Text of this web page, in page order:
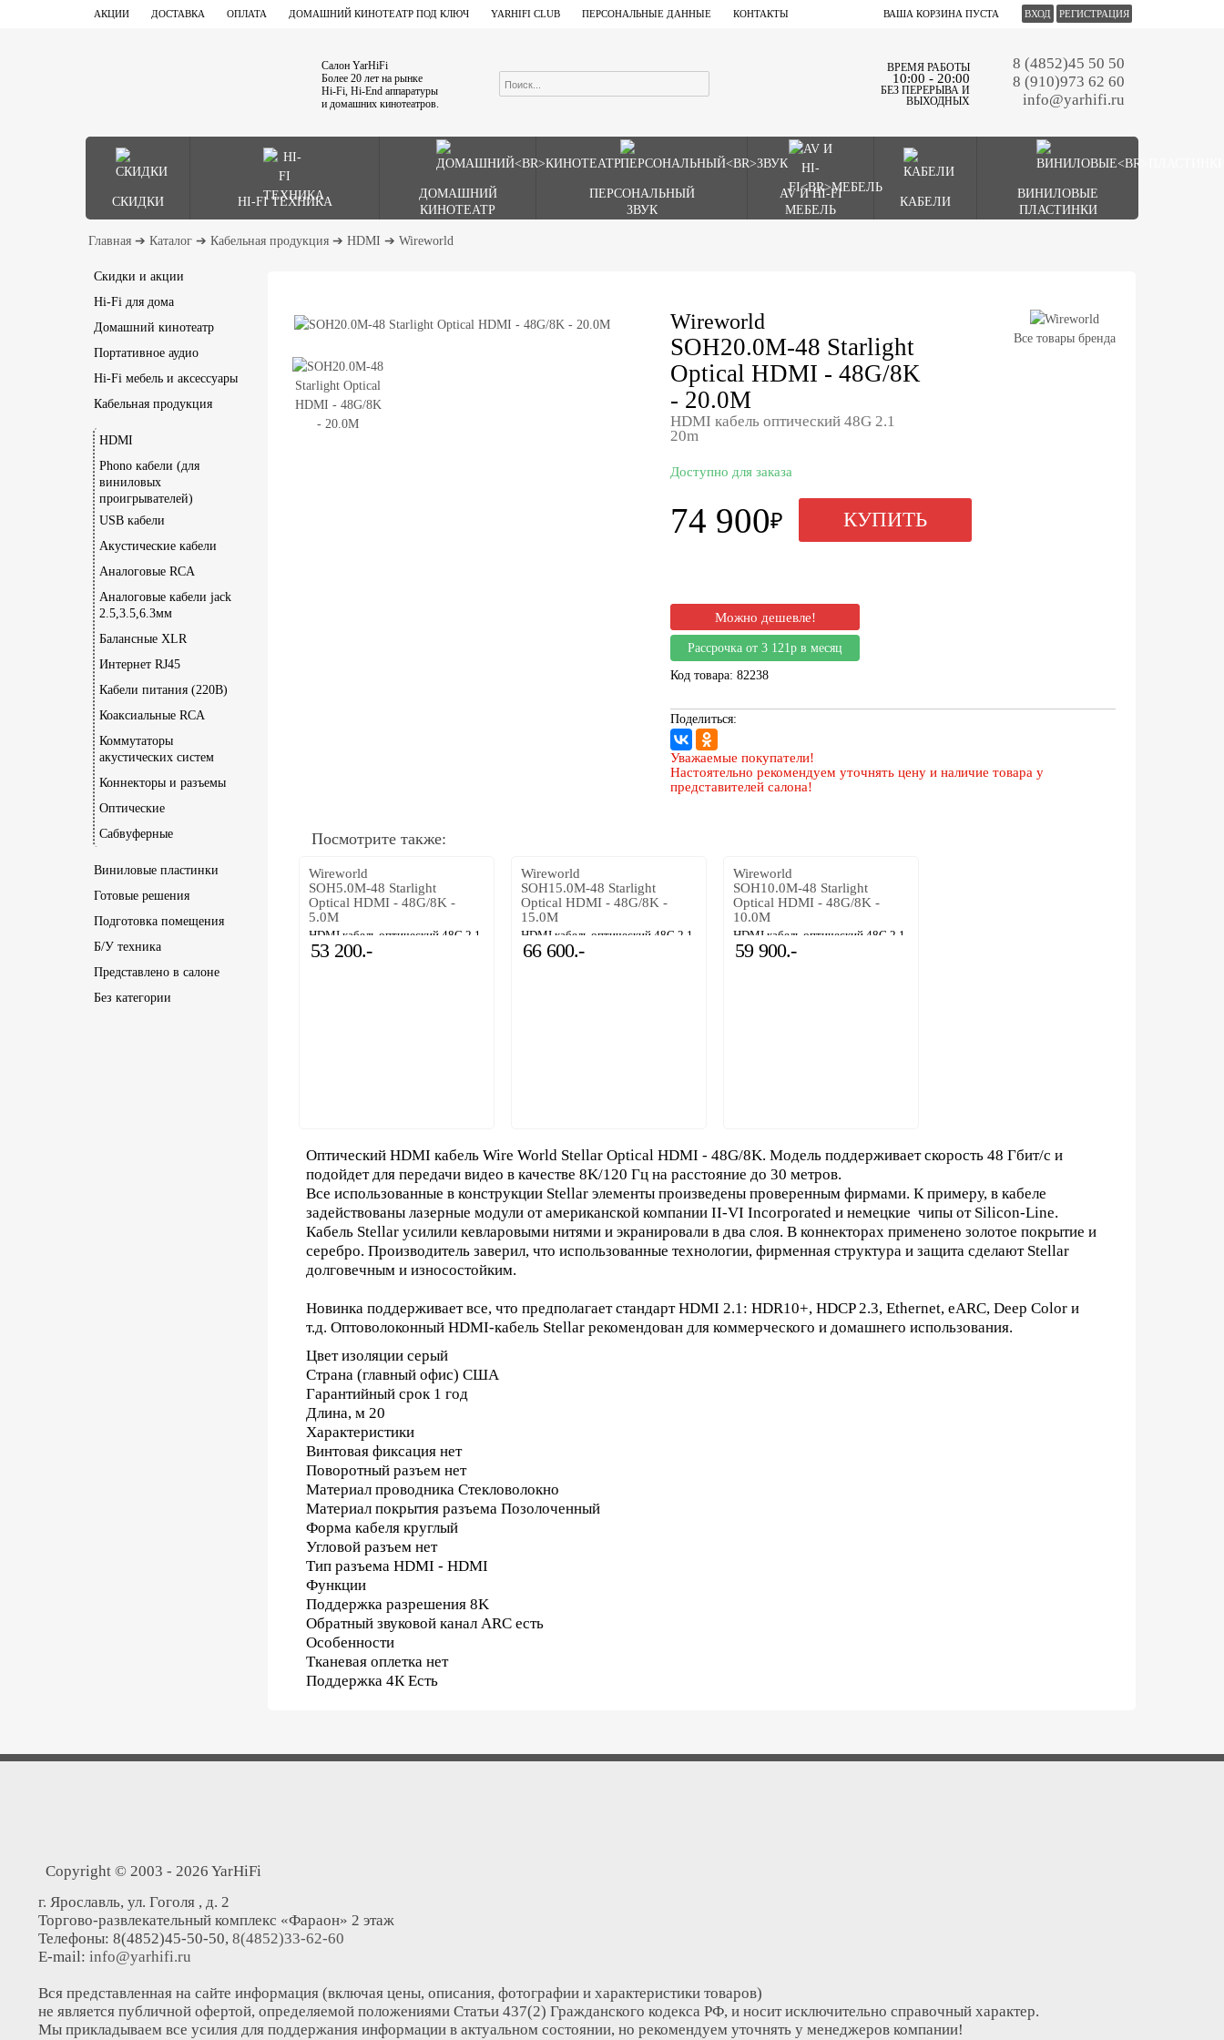
АКЦИИ ДОСТАВКА ОПЛАТА ДОМАШНИЙ КИНОТЕАТР ПОД КЛЮЧ YARHIFI CLUB ПЕРСОНАЛЬНЫЕ ДАННЫЕ КОНТАКТЫ ВХОД РЕГИСТРАЦИЯ
ВАША КОРЗИНА ПУСТА
Салон YarHiFi
Более 20 лет на рынке
Hi-Fi, Hi-End аппаратуры
и домашних кинотеатров.
ВРЕМЯ РАБОТЫ
10:00 - 20:00
БЕЗ ПЕРЕРЫВА И
ВЫХОДНЫХ
8 (4852)45 50 50
8 (910)973 62 60
info@yarhifi.ru
СКИДКИ HI-FI ТЕХНИКА
ДОМАШНИЙ
КИНОТЕАТР
ПЕРСОНАЛЬНЫЙ
ЗВУК
AV И HI-FI
МЕБЕЛЬ
КАБЕЛИ
ВИНИЛОВЫЕ
ПЛАСТИНКИ
Главная ➔ Каталог ➔ Кабельная продукция ➔ HDMI ➔ Wireworld
Скидки и акции
Hi-Fi для дома
Домашний кинотеатр
Портативное аудио
Hi-Fi мебель и аксессуары
Кабельная продукция
HDMI
Phono кабели (для
виниловых
проигрывателей)
USB кабели
Акустические кабели
Аналоговые RCA
Аналоговые кабели jack
2.5,3.5,6.3мм
Балансные XLR
Интернет RJ45
Кабели питания (220В)
Коаксиальные RCA
Коммутаторы
акустических систем
Коннекторы и разъемы
Оптические
Сабвуферные
Виниловые пластинки
Готовые решения
Подготовка помещения
Б/У техника
Представлено в салоне
Без категории
Wireworld
SOH20.0M-48 Starlight
Optical HDMI - 48G/8K
- 20.0M
HDMI кабель оптический 48G 2.1
20m
Все товары бренда
Доступно для заказа
74 900₽ КУПИТЬ
Можно дешевле!
Рассрочка от 3 121р в месяц
Код товара: 82238
Поделиться:
Уважаемые покупатели!
Настоятельно рекомендуем уточнять цену и наличие товара у
представителей салона!
Посмотрите также:
Wireworld
SOH5.0M-48 Starlight
Optical HDMI - 48G/8K -
5.0M
HDMI кабель оптический 48G 2.1
5m
53 200.-
Wireworld
SOH15.0M-48 Starlight
Optical HDMI - 48G/8K -
15.0M
HDMI кабель оптический 48G 2.1
15m
66 600.-
Wireworld
SOH10.0M-48 Starlight
Optical HDMI - 48G/8K -
10.0M
HDMI кабель оптический 48G 2.1
10m
59 900.-
Оптический HDMI кабель Wire World Stellar Optical HDMI - 48G/8K. Модель поддерживает скорость 48 Гбит/c и
подойдет для передачи видео в качестве 8K/120 Гц на расстояние до 30 метров.
Все использованные в конструкции Stellar элементы произведены проверенным фирмами. К примеру, в кабеле
задействованы лазерные модули от американской компании II-VI Incorporated и немецкие чипы от Silicon-Line.
Кабель Stellar усилили кевларовыми нитями и экранировали в два слоя. В коннекторах применено золотое покрытие и
серебро. Производитель заверил, что использованные технологии, фирменная структура и защита сделают Stellar
долговечным и износостойким.
Новинка поддерживает все, что предполагает стандарт HDMI 2.1: HDR10+, HDCP 2.3, Ethernet, eARC, Deep Color и
т.д. Оптоволоконный HDMI-кабель Stellar рекомендован для коммерческого и домашнего использования.
Цвет изоляции серый
Страна (главный офис) США
Гарантийный срок 1 год
Длина, м 20
Характеристики
Винтовая фиксация нет
Поворотный разъем нет
Материал проводника Стекловолокно
Материал покрытия разъема Позолоченный
Форма кабеля круглый
Угловой разъем нет
Тип разъема HDMI - HDMI
Функции
Поддержка разрешения 8K
Обратный звуковой канал ARC есть
Особенности
Тканевая оплетка нет
Поддержка 4К Есть
Copyright © 2003 - 2026 YarHiFi
г. Ярославль, ул. Гоголя , д. 2
Торгово-развлекательный комплекс «Фараон» 2 этаж
Телефоны: 8(4852)45-50-50, 8(4852)33-62-60
E-mail: info@yarhifi.ru
Вся представленная на сайте информация (включая цены, описания, фотографии и характеристики товаров)
не является публичной офертой, определяемой положениями Статьи 437(2) Гражданского кодекса РФ, и носит исключительно справочный характер.
Мы прикладываем все усилия для поддержания информации в актуальном состоянии, но рекомендуем уточнять у менеджеров компании!